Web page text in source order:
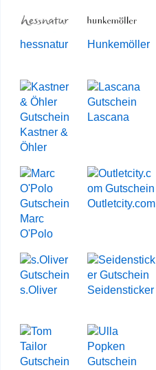
hessnatur Hunkemöller
Kastner &
Öhler
Lascana
Marc
O'Polo
Outletcity.com
s.Oliver
Seidensticker